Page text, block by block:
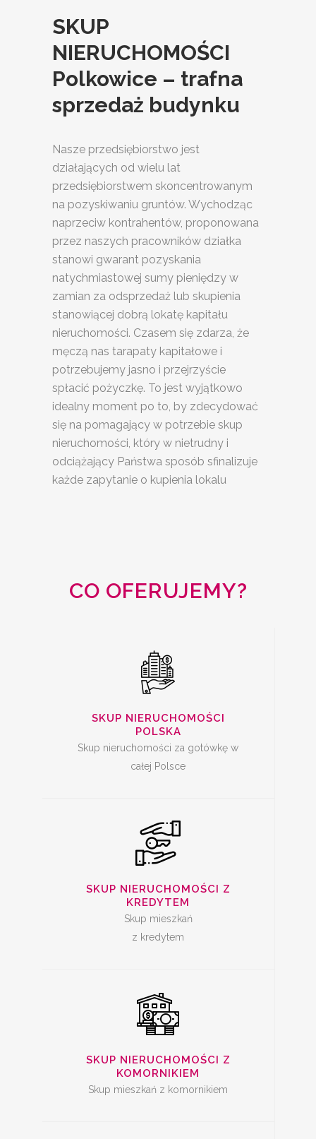
SKUP
NIERUCHOMOŚCI
Polkowice – trafna
sprzedaż budynku
Nasze przedsiębiorstwo jest
działających od wielu lat
przedsiębiorstwem skoncentrowanym
na pozyskiwaniu gruntów. Wychodząc
naprzeciw kontrahentów, proponowana
przez naszych pracowników działka
stanowi gwarant pozyskania
natychmiastowej sumy pieniędzy w
zamian za odsprzedaż lub skupienia
stanowiącej dobrą lokatę kapitału
nieruchomości. Czasem się zdarza, że
męczą nas tarapaty kapitałowe i
potrzebujemy jasno i przejrzyście
spłacić pożyczkę. To jest wyjątkowo
idealny moment po to, by zdecydować
się na pomagający w potrzebie skup
nieruchomości, który w nietrudny i
odciążający Państwa sposób sfinalizuje
każde zapytanie o kupienia lokalu
CO OFERUJEMY?
SKUP NIERUCHOMOŚCI
POLSKA
Skup nieruchomości za gotówkę w
całej Polsce
SKUP NIERUCHOMOŚCI Z
KREDYTEM
Skup mieszkań
z kredytem
KREDYTEM
SKUP NIERUCHOMOŚCI Z
KOMORNIKIEM
Skup mieszkań z komornikiem
NIERUCHOMOŚCI Z
KOMORNIKIEM
SKUP ZADŁUŻONYCH